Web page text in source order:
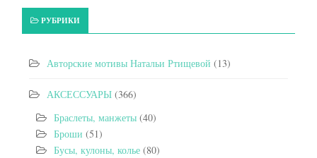
РУБРИКИ
Авторские мотивы Натальи Ртищевой (13)
АКСЕССУАРЫ (366)
Браслеты, манжеты (40)
Броши (51)
Бусы, кулоны, колье (80)